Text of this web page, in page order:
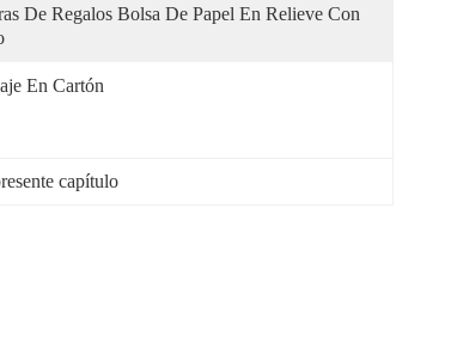
De Regalos Bolsa De Papel En Relieve Con
En Cartón
capítulo